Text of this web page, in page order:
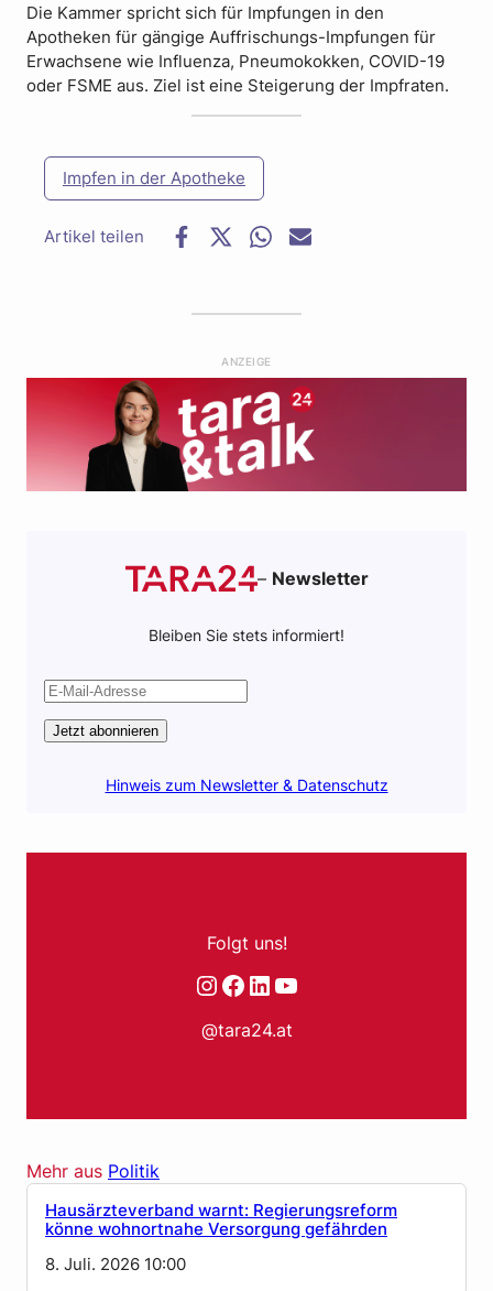
Die Kammer spricht sich für Impfungen in den
Apotheken für gängige Auffrischungs-Impfungen für
Erwachsene wie Influenza, Pneumokokken, COVID-19
oder FSME aus. Ziel ist eine Steigerung der Impfraten.
Impfen in der Apotheke
o
T
w
r
W
p
p
ANZEIGE
– Newsletter
Bleiben Sie stets informiert!
Jetzt abonnieren
Hinweis zum Newsletter & Datenschutz
Folgt uns!
Instagram
Facebook
LinkedIn
YouTube
@tara24.at
Mehr aus Politik
Hausärzteverband warnt: Regierungsreform
könne wohnortnahe Versorgung gefährden
8. Juli. 2026 10:00